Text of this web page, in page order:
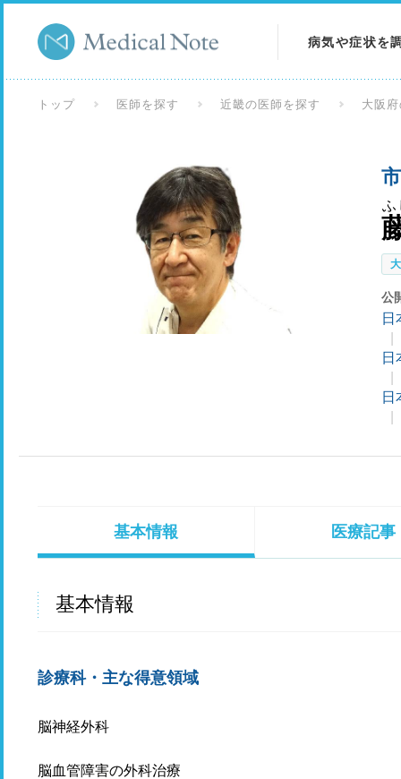
病気や症状を
検査を調べる
トップ 医師を探す 近畿の医師を探す 大阪
ふ
公
日
日
日
基本情報 医療記事
基本情報
診療科・主な得意領域
脳神経外科
脳血管障害の